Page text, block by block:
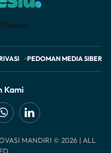
PEDOMAN MEDIA SIBER
Kami
WhatsAppLinkedIn
MANDIRI © 2026 | ALL